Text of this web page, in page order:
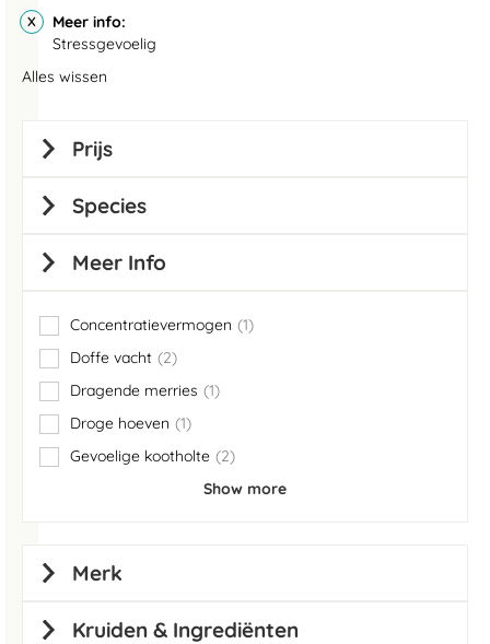
Meer info
Stressgevoelig
Alles wissen
Prijs
Species
Meer Info
Concentratievermogen 1
item
Doffe vacht
2
items
Dragende merries
1
item
Droge hoeven
1
item
Gevoelige kootholte
2
items
Show more
Merk
Kruiden & Ingrediënten